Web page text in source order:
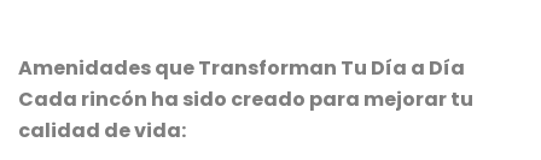
Amenidades que Transforman Tu Día a Día
Cada rincón ha sido creado para mejorar tu
calidad de vida: